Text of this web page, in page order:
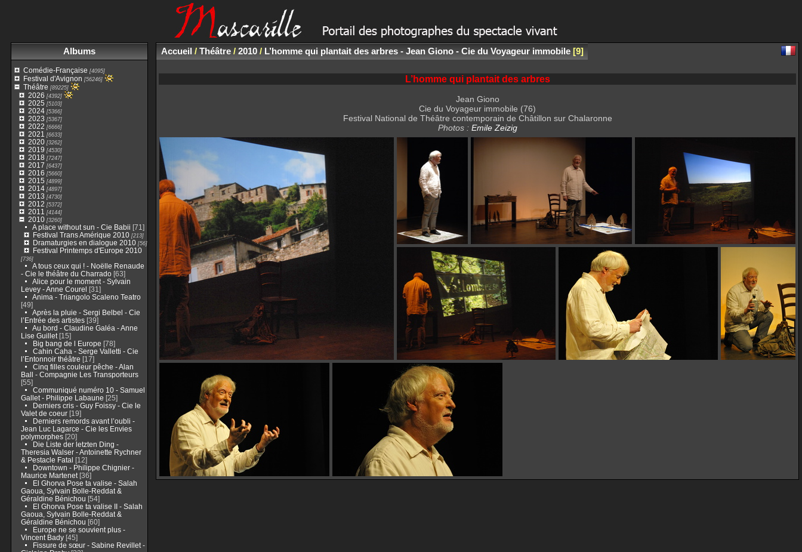
Albums
Comédie-Française [4095]
Festival d'Avignon [56246]
Théâtre [89225]
2026 [4392]
2025 [5103]
2024[5366]
2023 [5367]
2022 [6666]
2021 [6633]
2020[3262]
2019 [4530]
2018 [7247]
2017 [6437]
2016 [5660]
2015 [4899]
2014[4897]
2013 [4730]
2012 [5372]
2011 [4144]
2010[3260]
A place without sun - Cie Babii [71]
Festival Trans Amérique 2010[213]
Dramaturgies en dialogue 2010[56]
Festival Printemps d'Europe 2010
[736]
A tous ceux qui ! - Noëlle Renaude
- Cie le théâtre du Charrado[63]
Alice pour le moment - Sylvain
Levey - Anne Courel [31]
Anima - Triangolo Scaleno Teatro
[49]
Après la pluie - Sergi Belbel - Cie
l’Entrée des artistes[39]
Au bord - Claudine Galéa - Anne
Lise Guillet[15]
Big bang de l Europe [78]
Cahin Caha - Serge Valletti - Cie
l’Entonnoir théâtre [17]
Cinq filles couleur pêche - Alan
Ball - Compagnie Les Transporteurs
[55]
Communiqué numéro 10 - Samuel
Gallet - Philippe Labaune [25]
Derniers cris - Guy Foissy - Cie le
Valet de coeur[19]
Derniers remords avant l’oubli -
Jean Luc Lagarce - Cie les Envies
polymorphes[20]
Die Liste der letzten Ding -
Theresia Walser - Antoinette Rychner
& Pestacle Fatal [12]
Downtown - Philippe Chignier -
Maurice Martenet[36]
El Ghorva Pose ta valise - Salah
Gaoua, Sylvain Bolle-Reddat &
Géraldine Bénichou [54]
El Ghorva Pose ta valise II - Salah
Gaoua, Sylvain Bolle-Reddat &
Géraldine Bénichou [60]
Europe ne se souvient plus -
Vincent Bady[45]
Fissure de sœur - Sabine Revillet -
Accueil/ Théâtre/ 2010/ L’homme qui plantait des arbres - Jean Giono - Cie du Voyageur immobile 9
L’homme qui plantait des arbres
Jean Giono
Cie du Voyageur immobile (76)
Festival National de Théâtre contemporain de Châtillon sur Chalaronne
Photos : Emile Zeizig